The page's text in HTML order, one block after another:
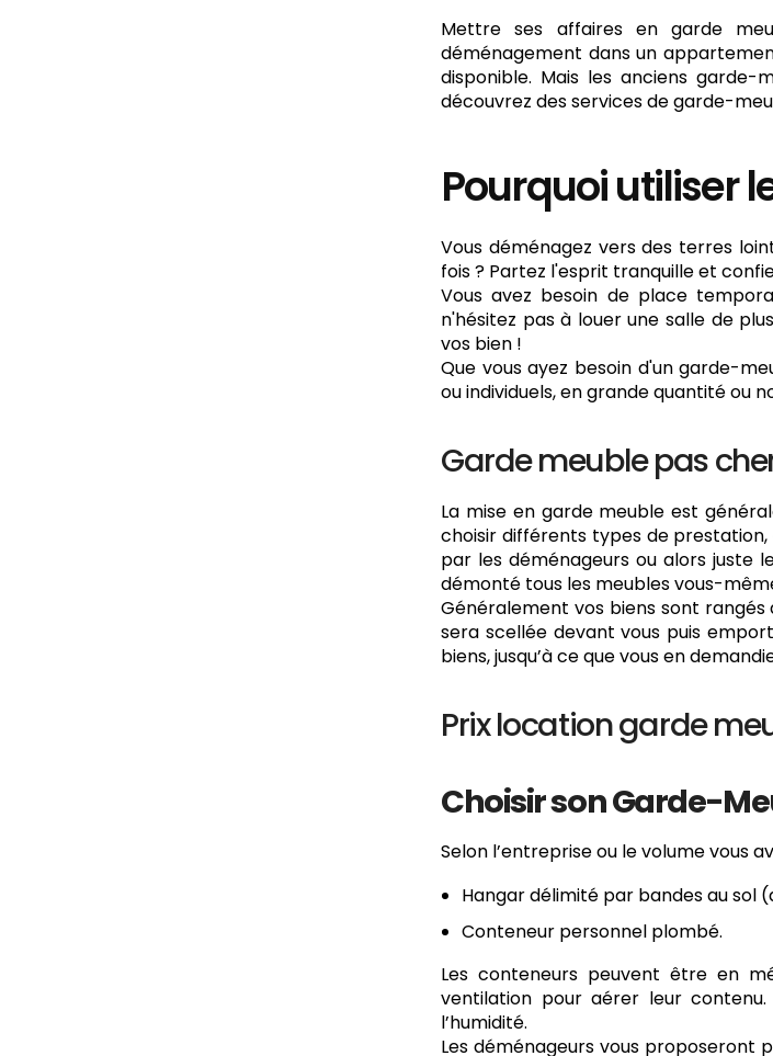
Mettre ses affaires en garde
déménagement dans un
disponible. Mais les anciens garde-
découvrez des services de garde-
Pourquoi utiliser
Vous déménagez vers des terres
fois ? Partez l'esprit tranquille et
Vous avez besoin de place
n'hésitez pas à louer une salle de
vos bien !
Que vous ayez besoin d'un garde-
ou individuels, en grande quantité ou
Garde meuble pas
La mise en garde meuble est
choisir différents types de
par les déménageurs ou alors
démonté tous les meubles vous-
Généralement vos biens sont rangés
sera scellée devant vous puis
biens, jusqu’à ce que vous en
Prix location garde
Choisir son Garde-
Selon l’entreprise ou le volume vous
Hangar délimité par bandes au sol
Conteneur personnel plombé.
Les conteneurs peuvent être en
ventilation pour aérer leur
l’humidité.
Les déménageurs vous proposeront